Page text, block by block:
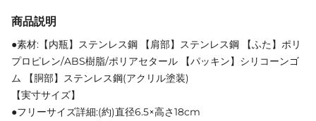
商品説明
●素材:【内瓶】ステンレス鋼 【肩部】ステンレス鋼 【ふた】ポリ
プロピレン/ABS樹脂/ポリアセタール 【パッキン】シリコーンゴ
ム 【胴部】ステンレス鋼(アクリル塗装)
【実寸サイズ】
●フリーサイズ詳細:(約)直径6.5×高さ18cm